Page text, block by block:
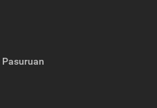
Pasuruan